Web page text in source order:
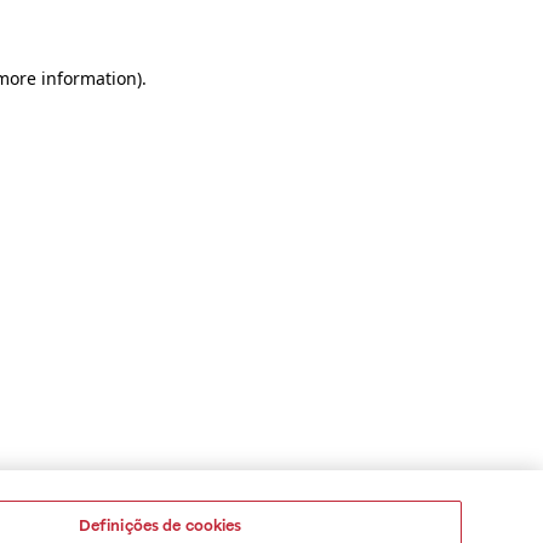
information).
Definições de cookies